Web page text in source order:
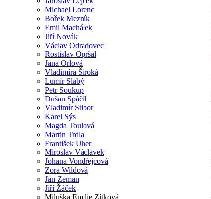
Michael Lorenc
Bořek Mezník
Emil Machálek
Jiří Novák
Václav Odradovec
Rostislav Opršal
Jana Orlová
Vladimíra Široká
Lumír Slabý
Petr Soukup
Dušan Spáčil
Vladimír Stibor
Karel Sýs
Magda Toulová
Martin Trdla
František Uher
Miroslav Václavek
Johana Vondřejcová
Zora Wildová
Jan Zeman
Jiří Žáček
Miluška Emilie Zítková